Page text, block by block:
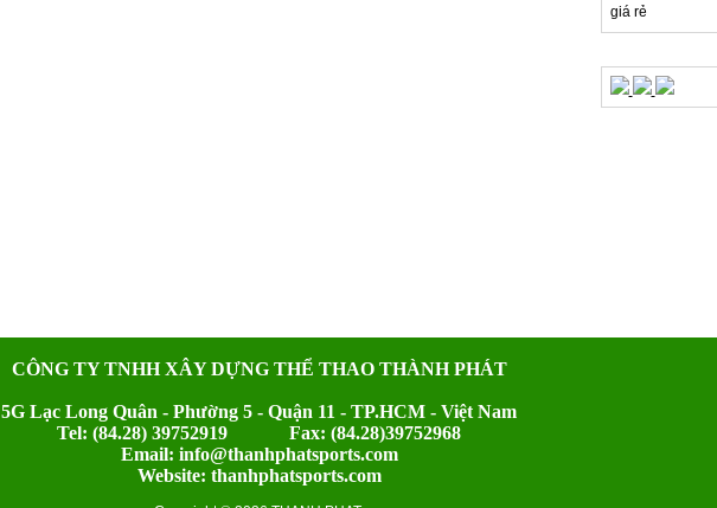
giá rẻ
CÔNG TY TNHH XÂY DỰNG THỂ THAO THÀNH PHÁT
5G Lạc Long Quân - Phường 5 - Quận 11 - TP.HCM - Việt Nam
Tel: (84.28) 39752919 Fax: (84.28)39752968
Email: info@thanhphatsports.com
Website: thanhphatsports.com